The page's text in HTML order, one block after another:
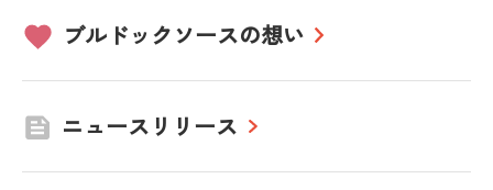
ブルドックソースの想い
ニュースリリース